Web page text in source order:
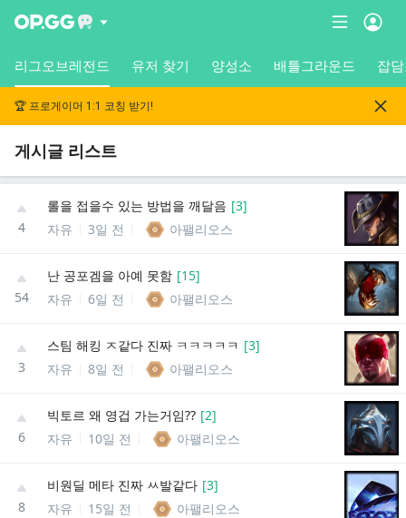
리그오브레전드 유저 찾기 양성소 배틀그라운드 잡
🏆 프로게이머 1:1 코칭 받기!
게시글 리스트
4
롤을 접을수 있는 방법을 깨달음 [3]
자유
3일 전 아팰리오스
54
난 공포겜을 아예 못함 [15]
자유
6일 전 아팰리오스
3
스팀 해킹 ㅈ같다 진짜 ㅋㅋㅋㅋㅋ [3]
자유
8일 전 아팰리오스
6
빅토르 왜 영겁 가는거임?? [2]
자유
10일 전 아팰리오스
8
비원딜 메타 진짜 ㅆ발같다 [3]
자유
15일 전 아팰리오스